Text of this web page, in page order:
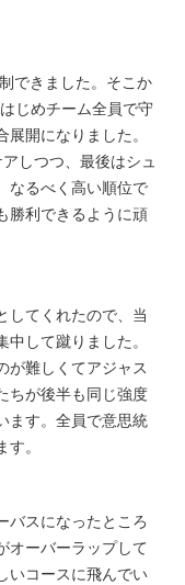
できました。そこか
じめチーム全員で守
開になりました。
しつつ、最後はシュ
なるべく高い順位で
勝利できるように頑
してくれたので、当
して蹴りました。
が難しくてアジャス
ちが後半も同じ強度
ます。全員で意思統
。
バスになったところ
オーバーラップして
いコースに飛んでい